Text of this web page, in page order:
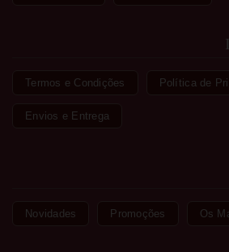
Termos e Condições Política de
Envios e Entrega
Novidades Promoções Os